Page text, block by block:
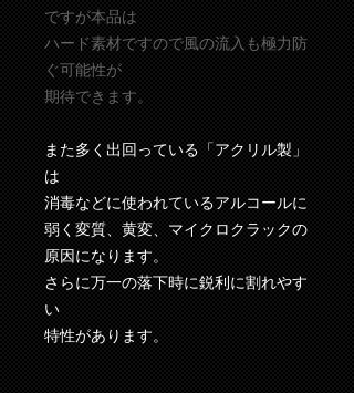
ですが本品は
ハード素材ですので風の流入も極力防
ぐ可能性が
期待できます。
また多く出回っている「アクリル製」
は
消毒などに使われているアルコールに
弱く変質、黄変、マイクロクラックの
原因になります。
さらに万一の落下時に鋭利に割れやす
い
特性があります。